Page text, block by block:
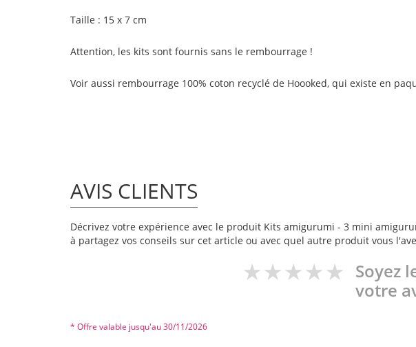
Taille : 15 x 7 cm
Attention, les kits sont fournis sans le rembourrage !
Voir aussi rembourrage 100% coton recyclé de Hoooked, qui existe en
AVIS CLIENTS
Décrivez votre expérience avec le produit Kits amigurumi - 3 mini
à partagez vos conseils sur cet article ou avec quel autre produit vous
Soyez
votre
* Offre valable jusqu'au 30/11/2026